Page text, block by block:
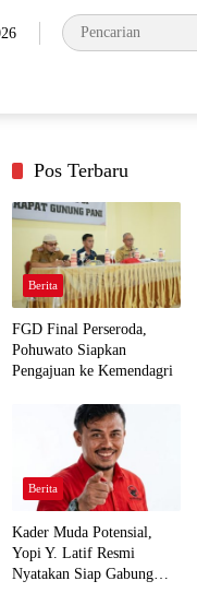
Pos Terbaru
Berita
FGD Final Perseroda,
Pohuwato Siapkan
Pengajuan ke Kemendagri
Berita
Kader Muda Potensial,
Yopi Y. Latif Resmi
Nyatakan Siap Gabung